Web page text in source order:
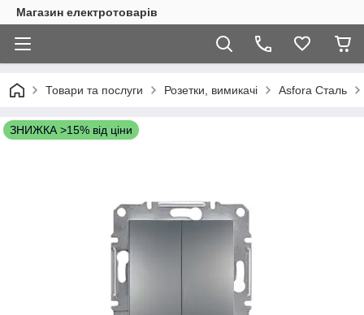
Магазин електротоварів
Товари та послуги Розетки, вимикачі Asfora Сталь
ЗНИЖКА >15% від ціни